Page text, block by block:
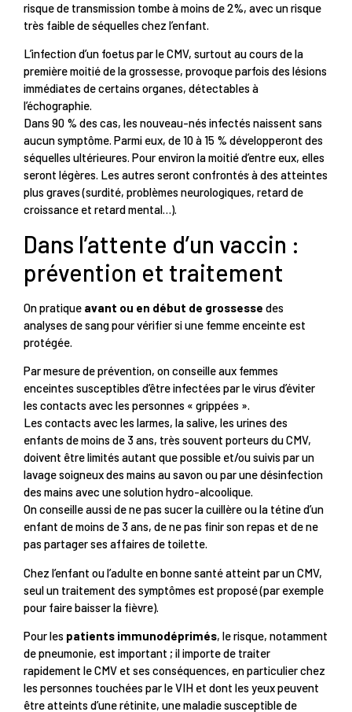
risque de transmission tombe à moins de 2%, avec un risque
très faible de séquelles chez l’enfant.
L’infection d’un foetus par le CMV, surtout au cours de la
première moitié de la grossesse, provoque parfois des lésions
immédiates de certains organes, détectables à
l’échographie.
Dans 90 % des cas, les nouveau-nés infectés naissent sans
aucun symptôme. Parmi eux, de 10 à 15 % développeront des
séquelles ultérieures. Pour environ la moitié d’entre eux, elles
seront légères. Les autres seront confrontés à des atteintes
plus graves (surdité, problèmes neurologiques, retard de
croissance et retard mental…).
Dans l’attente d’un vaccin :
prévention et traitement
On pratique avant ou en début de grossesse des
analyses de sang pour vérifier si une femme enceinte est
protégée.
Par mesure de prévention, on conseille aux femmes
enceintes susceptibles d’être infectées par le virus d’éviter
les contacts avec les personnes « grippées ».
Les contacts avec les larmes, la salive, les urines des
enfants de moins de 3 ans, très souvent porteurs du CMV,
doivent être limités autant que possible et/ou suivis par un
lavage soigneux des mains au savon ou par une désinfection
des mains avec une solution hydro-alcoolique.
On conseille aussi de ne pas sucer la cuillère ou la tétine d’un
enfant de moins de 3 ans, de ne pas finir son repas et de ne
pas partager ses affaires de toilette.
Chez l’enfant ou l’adulte en bonne santé atteint par un CMV,
seul un traitement des symptômes est proposé (par exemple
pour faire baisser la fièvre).
Pour les patients immunodéprimés, le risque, notamment
de pneumonie, est important ; il importe de traiter
rapidement le CMV et ses conséquences, en particulier chez
les personnes touchées par le VIH et dont les yeux peuvent
être atteints d’une rétinite, une maladie susceptible de